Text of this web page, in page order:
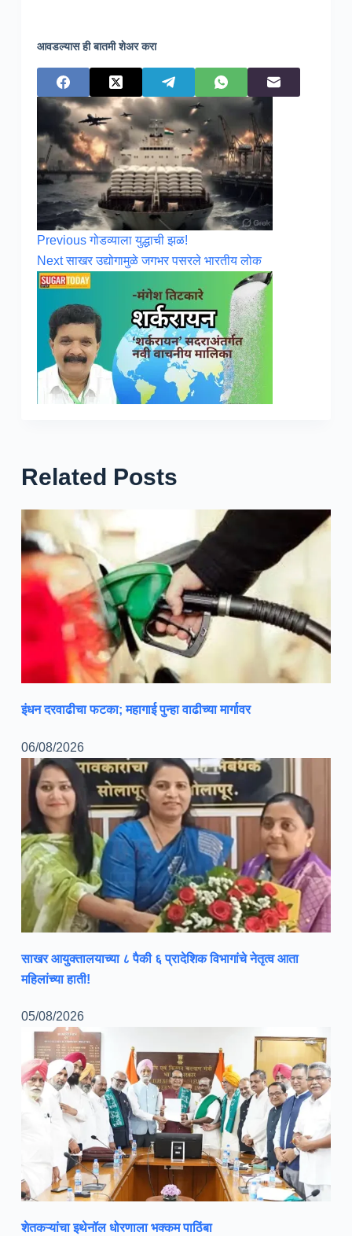
आवडल्यास ही बातमी शेअर करा
Previousगोडव्याला युद्धाची झळ!
Nextसाखर उद्योगामुळे जगभर पसरले भारतीय लोक
Related Posts
इंधन दरवाढीचा फटका; महागाई पुन्हा वाढीच्या मार्गावर
06/08/2026
साखर आयुक्तालयाच्या ८ पैकी ६ प्रादेशिक विभागांचे नेतृत्व आता
महिलांच्या हाती!
05/08/2026
शेतकऱ्यांचा इथेनॉल धोरणाला भक्कम पाठिंबा